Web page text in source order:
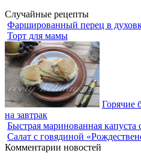
Случайные рецепты
Фаршированный перец в
Торт для мамы
Горячие
на завтрак
Быстрая маринованная капуста
Салат с говядиной
Комментарии новостей